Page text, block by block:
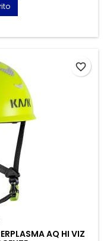
AQ HI VIZ
favorite_border